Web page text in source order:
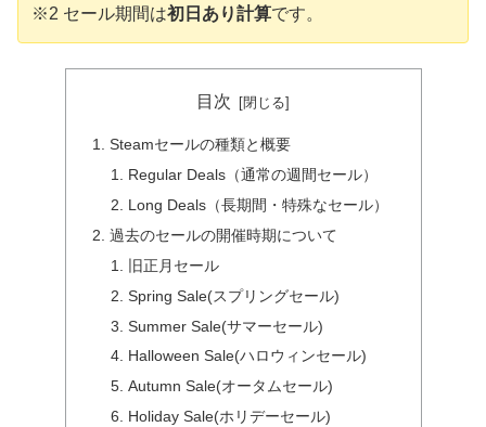
※2 セール期間は初日あり計算です。
目次
Steamセールの種類と概要
Regular Deals（通常の週間セール）
Long Deals（長期間・特殊なセール）
過去のセールの開催時期について
旧正月セール
Spring Sale(スプリングセール)
Summer Sale(サマーセール)
Halloween Sale(ハロウィンセール)
Autumn Sale(オータムセール)
Holiday Sale(ホリデーセール)